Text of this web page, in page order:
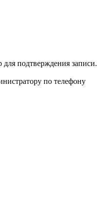
подтверждения записи.
по телефону